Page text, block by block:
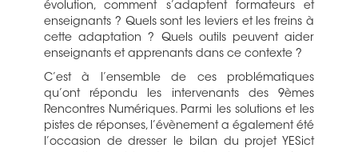
évolution, comment s’adaptent formateurs et
enseignants ? Quels sont les leviers et les freins à
cette adaptation ? Quels outils peuvent aider
enseignants et apprenants dans ce contexte ?
C’est à l’ensemble de ces problématiques
qu’ont répondu les intervenants des 9èmes
Rencontres Numériques. Parmi les solutions et les
pistes de réponses, l’évènement a également été
l’occasion de dresser le bilan du projet YESict